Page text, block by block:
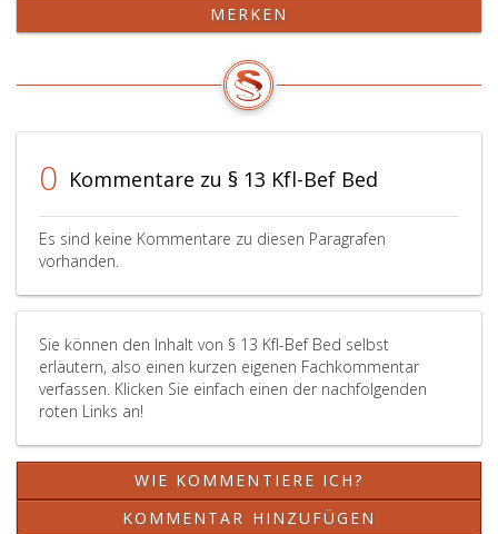
MERKEN
0 Kommentare zu § 13 Kfl-Bef Bed
Es sind keine Kommentare zu diesen Paragrafen
vorhanden.
Sie können den Inhalt von § 13 Kfl-Bef Bed selbst
erläutern, also einen kurzen eigenen Fachkommentar
verfassen. Klicken Sie einfach einen der nachfolgenden
roten Links an!
WIE KOMMENTIERE ICH?
KOMMENTAR HINZUFÜGEN